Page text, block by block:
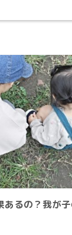
あるの？我が